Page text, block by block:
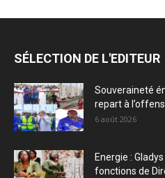
SÉLECTION DE L'EDITEUR
Souveraineté
repart à
6 août 2026
Energie :
fonctions de